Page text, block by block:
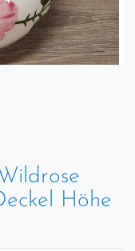
Höhe